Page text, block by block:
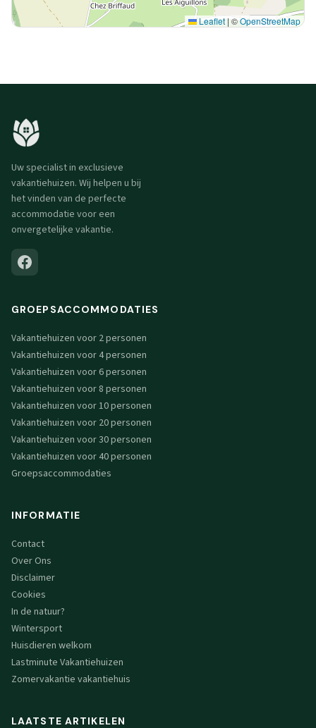
Leaflet | ©OpenStreetMap
Uw specialist in exclusieve
vakantiehuizen. Wij helpen u bij
het vinden van de perfecte
accommodatie voor een
onvergetelijke vakantie.
GROEPSACCOMMODATIES
Vakantiehuizen voor 2 personen
Vakantiehuizen voor 4 personen
Vakantiehuizen voor 6 personen
Vakantiehuizen voor 8 personen
Vakantiehuizen voor 10 personen
Vakantiehuizen voor 20 personen
Vakantiehuizen voor 30 personen
Vakantiehuizen voor 40 personen
Groepsaccommodaties
INFORMATIE
Contact
Over Ons
Disclaimer
Cookies
In de natuur?
Wintersport
Huisdieren welkom
Lastminute Vakantiehuizen
Zomervakantie vakantiehuis
LAATSTE ARTIKELEN